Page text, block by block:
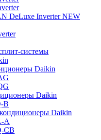
DeLuxe Inverter NEW
системы
Daikin
Daikin
B
Daikin
A
CB